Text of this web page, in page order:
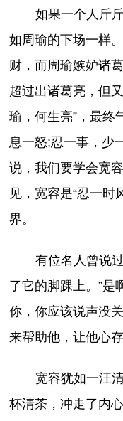
如果一个人斤
如周瑜的下场一样
财，而周瑜嫉妒诸
超过出诸葛亮，但
瑜，何生亮”，最终
息一怒;忍一事，少
说，我们要学会宽
见，宽容是“忍一时
界。
有位名人曾说
了它的脚踝上。”是
你，你应该说声没
来帮助他，让他心存
宽容犹如一汪
杯清茶，冲走了内